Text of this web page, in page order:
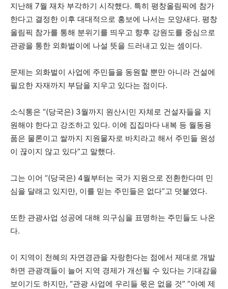
지난해 7월 재차 부각하기 시작했다. 특히 평창올림픽에 참가
한다고 결정한 이후 대대적으로 홍보에 나서는 모양새다. 평창
올림픽 참가를 통해 분위기를 띄우고 향후 강원도를 중심으로
관광을 통한 외화벌이에 나설 뜻을 드러내고 있는 셈이다.
문제는 외화벌이 사업에 주민들을 동원할 뿐만 아니라 건설에
필요한 자재까지 부담을 지우고 있다는 점이다.
소식통은 “(당국은) 3월까지 원산시민 자체로 건설자들을 지
원해야 한다고 강조하고 있다. 이에 집집마다 내복 등 월동용
품은 물론이고 쌀까지 지원물자로 바치라고 해서 주민들 원성
이 끊이지 않고 있다”고 말했다.
그는 이어 “(당국은) 4월부터는 국가 지원으로 전환한다며 민
심을 달래고 있지만, 이를 믿는 주민들은 없다”고 덧붙였다.
또한 관광사업 성공에 대해 의구심을 표명하는 주민들도 나온
다.
이 지역이 천혜의 자연경관을 자랑한다는 점에서 제대로 개발
하면 관광객들이 늘어 지역 경제가 개선될 수 있다는 기대감을
보이기도 하지만, “관광 사업에 우리들 몫은 없을 것” “아예 제